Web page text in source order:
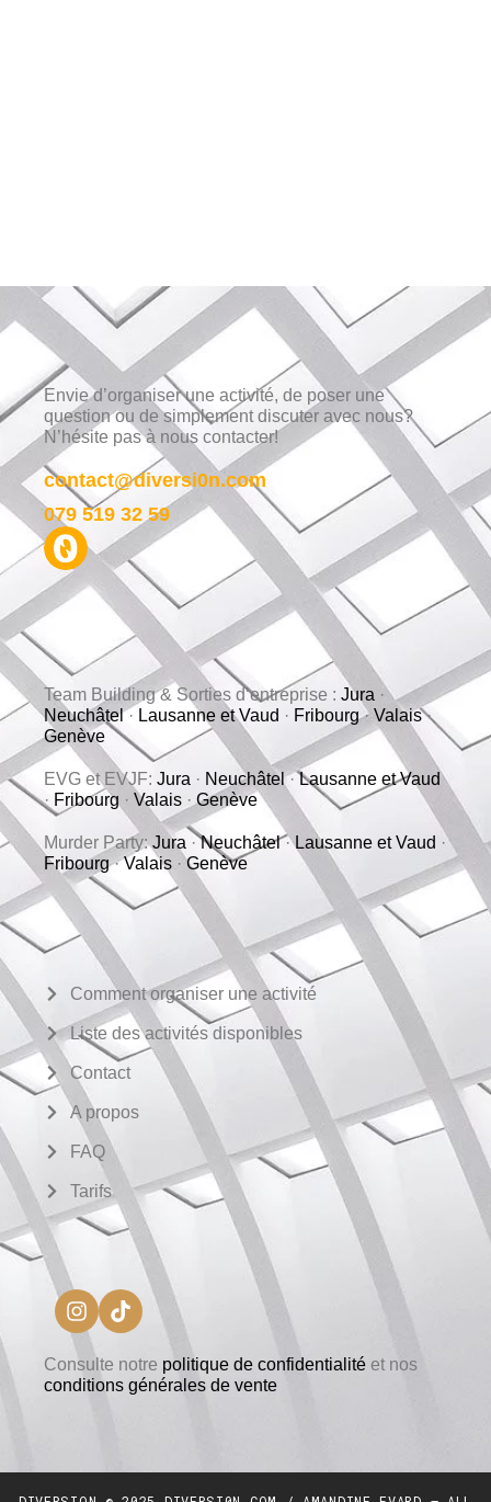
Envie d’organiser une activité, de poser une
question ou de simplement discuter avec nous?
N’hésite pas à nous contacter!
contact@diversi0n.com
079 519 32 59
Team Building & Sorties d’entreprise : Jura ·
Neuchâtel· Lausanne et Vaud · Fribourg· Valais·
Genève
EVG et EVJF: Jura · Neuchâtel·Lausanne et Vaud
· Fribourg · Valais ·Genève
Murder Party:Jura ·Neuchâtel·Lausanne et Vaud ·
Fribourg·Valais · Genève
Comment organiser une activité
Liste des activités disponibles
Contact
A propos
FAQ
Tarifs
Consulte notre politique de confidentialité et nos
conditions générales de vente